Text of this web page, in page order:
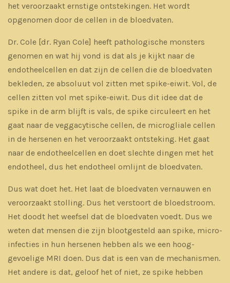
het veroorzaakt ernstige ontstekingen. Het wordt
opgenomen door de cellen in de bloedvaten.
Dr. Cole [dr. Ryan Cole] heeft pathologische monsters
genomen en wat hij vond is dat als je kijkt naar de
endotheelcellen en dat zijn de cellen die de bloedvaten
bekleden, ze absoluut vol zitten met spike-eiwit. Vol, de
cellen zitten vol met spike-eiwit. Dus dit idee dat de
spike in de arm blijft is vals, de spike circuleert en het
gaat naar de veggacytische cellen, de microgliale cellen
in de hersenen en het veroorzaakt ontsteking. Het gaat
naar de endotheelcellen en doet slechte dingen met het
endotheel, dus het endotheel omlijnt de bloedvaten.
Dus wat doet het. Het laat de bloedvaten vernauwen en
veroorzaakt stolling. Dus het verstoort de bloedstroom.
Het doodt het weefsel dat de bloedvaten voedt. Dus we
weten dat mensen die zijn blootgesteld aan spike, micro-
infecties in hun hersenen hebben als we een hoog-
gevoelige MRI doen. Dus dat is een van de mechanismen.
Het andere is dat, geloof het of niet, ze spike hebben